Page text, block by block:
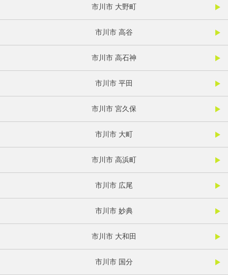
市川市 大野町
市川市 高谷
市川市 高石神
市川市 平田
市川市 宮久保
市川市 大町
市川市 高浜町
市川市 広尾
市川市 妙典
市川市 大和田
市川市 国分